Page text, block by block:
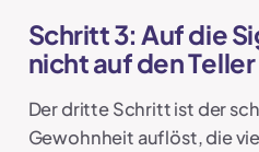
Schritt 3: Auf die
nicht auf den Teller
Der dritte Schritt ist der
Gewohnheit auflöst, die